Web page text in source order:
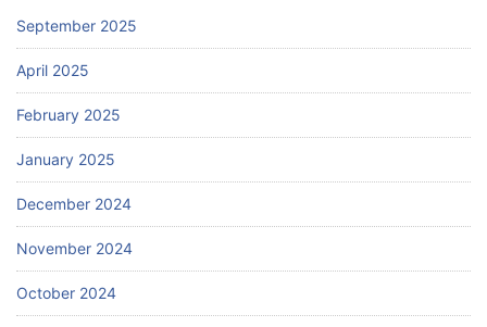
September 2025
April 2025
February 2025
January 2025
December 2024
November 2024
October 2024